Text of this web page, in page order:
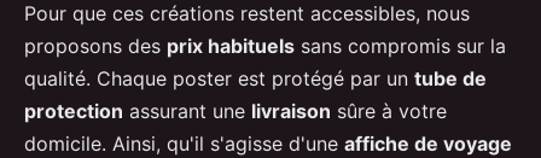
Pour que ces créations restent accessibles, nous
proposons des prix habituels sans compromis sur la
qualité. Chaque poster est protégé par un tube de
protection assurant une livraison sûre à votre
domicile. Ainsi, qu'il s'agisse d'une affiche de voyage